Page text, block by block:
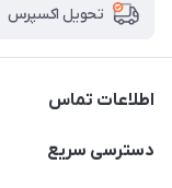
تحویل اکسپرس
اطلاعات تماس
02166456492 - 09121933405
دسترسی سریع